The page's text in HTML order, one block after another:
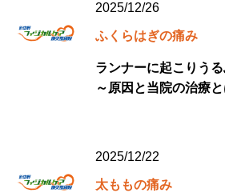
2025/12/26
ふくらはぎの痛み
ランナーに起こりう
～原因と当院の治療
2025/12/22
太ももの痛み